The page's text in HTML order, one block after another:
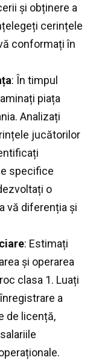
și obținere a
cerințele
conformați în
: În timpul
piața
Analizați
jucătorilor
specifice
o
vă diferenția și
: Estimați
și operarea
clasa 1. Luați
a
de licență,